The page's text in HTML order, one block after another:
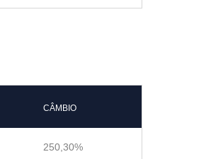
CÂMBIO
250,30%